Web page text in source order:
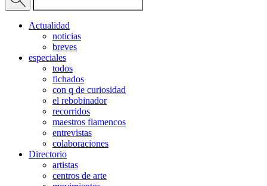
Actualidad
noticias
breves
especiales
todos
fichados
con q de curiosidad
el rebobinador
recorridos
maestros flamencos
entrevistas
colaboraciones
Directorio
artistas
centros de arte